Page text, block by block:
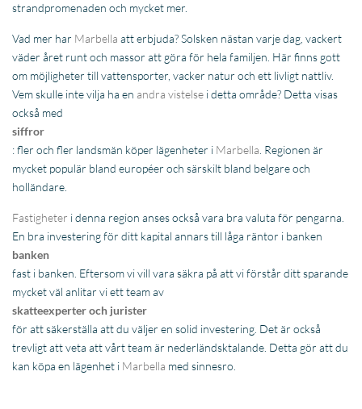
strandpromenaden och mycket mer.
Vad mer har Marbella att erbjuda? Solsken nästan varje dag, vackert
väder året runt och massor att göra för hela familjen. Här finns gott
om möjligheter till vattensporter, vacker natur och ett livligt nattliv.
Vem skulle inte vilja ha enandra vistelse i detta område? Detta visas
också med
siffror
: fler och fler landsmän köper lägenheter i Marbella . Regionen är
mycket populär bland européer och särskilt bland belgare och
holländare.
Fastigheter i denna region anses också vara bra valuta för pengarna.
En bra investering för ditt kapital annars till låga räntor i banken
banken
fast i banken. Eftersom vi vill vara säkra på att vi förstår ditt sparande
mycket väl anlitar vi ett team av
skatteexperter och jurister
för att säkerställa att du väljer en solid investering. Det är också
trevligt att veta att vårt team är nederländsktalande. Detta gör att du
kan köpa en lägenhet i Marbella med sinnesro.